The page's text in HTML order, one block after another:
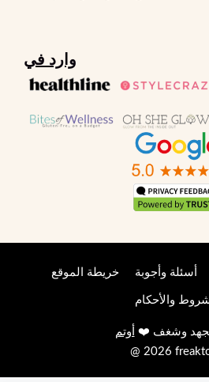
وارد في
خريطة الموقع أسئلة وأجوبة
والأحكام
وشغف ❤️ أوتم
@ 2026